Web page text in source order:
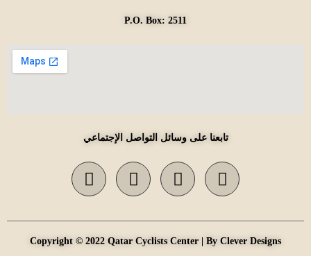
P.O. Box: 2511
تابعنا على وسائل التواصل الإجتماعي
Copyright © 2022 Qatar Cyclists Center | By Clever Designs